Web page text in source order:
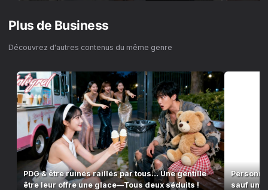
Plus de Business
Découvrez d'autres contenus du même genre
PDG & être ruinés raillés par tous… Une gentille
être leur offre une glace—Tous deux séduits !
sauf une